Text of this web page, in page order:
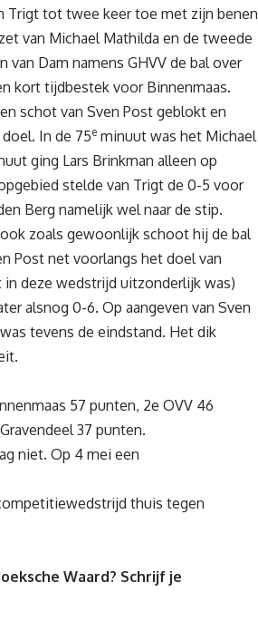
Trigt tot twee keer toe met zijn benen
van Michael Mathilda en de tweede
van Dam namens GHVV de bal over
kort tijdbestek voor Binnenmaas.
schot van Sven Post geblokt en
In de 75e minuut was het Michael
ging Lars Brinkman alleen op
stelde van Trigt de 0-5 voor
Berg namelijk wel naar de stip.
zoals gewoonlijk schoot hij de bal
Post net voorlangs het doel van
in deze wedstrijd uitzonderlijk was)
alsnog 0-6. Op aangeven van Sven
tevens de eindstand. Het dik
57 punten, 2e OVV 46
Gravendeel 37 punten.
niet. Op 4 mei een
thuis tegen
Waard? Schrijf je